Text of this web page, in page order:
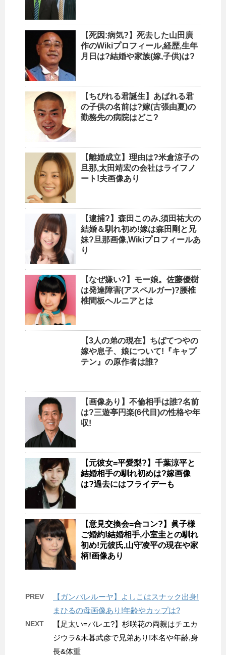
【死因:病気?】死去した山田廣
作のWikiプロフィール,経歴,生年
月日は?結婚や家族(嫁,子供)は?
【ちびれる君誕生】あばれる君
の子供の名前は?嫁(古張由夏)の
勤務先の病院はどこ?
【離婚成立】理由は?米倉涼子の
旦那,太田靖宏の会社はライフノ
ート!夫画像あり
【逮捕?】森田このみ,須田祐大の
結婚＆馴れ初め!嫁は森田剛と兄
妹?旦那画像,Wikiプロフィールあ
り
【なぜ嫌い?】モー娘。佐藤優樹
は発達障害(アスペルガー)?腰椎
椎間板ヘルニアとは
【3人の弟の現在】ちばてつやの
嫁や息子、娘について!『キャプ
テン』の原作者は誰?
【画像あり】不倫相手は誰?名前
は?三遊亭円楽(6代目)の性格や年
収!
【元彼女=平愛梨?】千葉涼平と
結婚相手の馴れ初めは?嫁画像
は?過去にはフライデーも
【意見交換会=合コン?】眞子様
ご婚約!結婚相手,小室圭との馴れ
初め!元彼氏,山守凌平の現在や家
柄!画像あり
PREV
【ガンバレルーヤ】よしこはスナック出身!
まひるの母画像あり!年齢やカップは?
NEXT
【足太い=バレエ?】杉咲花の両親はチエカ
ジウラ&木暮武彦で兄弟あり!本名や年齢,身
長&体重